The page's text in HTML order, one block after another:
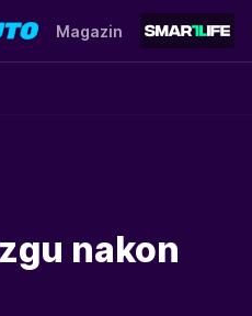
Magazin
nakon